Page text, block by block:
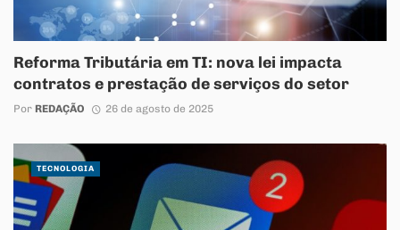
Reforma Tributária em TI: nova lei impacta
contratos e prestação de serviços do setor
Por REDAÇÃO 26 de agosto de 2025
TECNOLOGIA